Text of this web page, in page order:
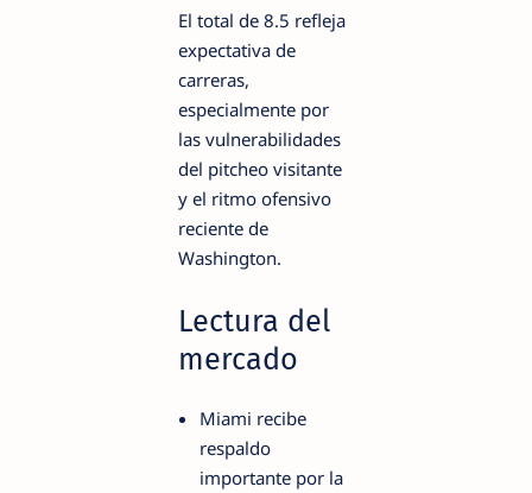
El total de 8.5 refleja
expectativa de
carreras,
especialmente por
las vulnerabilidades
del pitcheo visitante
y el ritmo ofensivo
reciente de
Washington.
Lectura del
mercado
Miami recibe
respaldo
importante por la